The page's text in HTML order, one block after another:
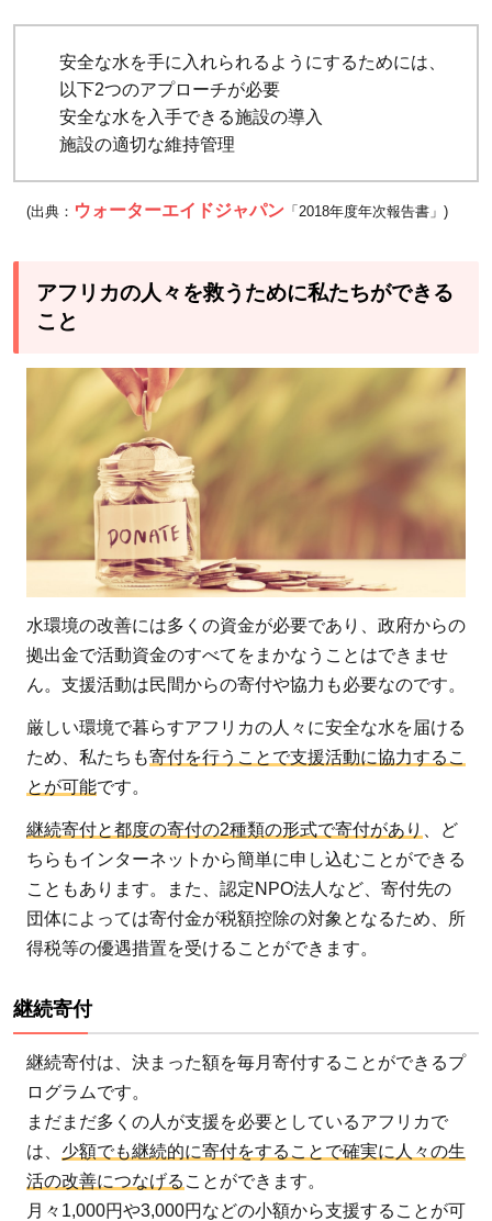
安全な水を手に入れられるようにするためには、
以下2つのアプローチが必要
安全な水を入手できる施設の導入
施設の適切な維持管理
(出典： ウォーターエイドジャパン 「2018年度年次報告書」)
アフリカの人々を救うために私たちができる
こと
水環境の改善には多くの資金が必要であり、政府からの
拠出金で活動資金のすべてをまかなうことはできませ
ん。支援活動は民間からの寄付や協力も必要なのです。
厳しい環境で暮らすアフリカの人々に安全な水を届ける
ため、私たちも寄付を行うことで支援活動に協力するこ
とが可能です。
継続寄付と都度の寄付の2種類の形式で寄付があり
、ど
ちらもインターネットから簡単に申し込むことができる
こともあります。また、認定NPO法人など、寄付先の
団体によっては寄付金が税額控除の対象となるため、所
得税等の優遇措置を受けることができます。
継続寄付
継続寄付は、決まった額を毎月寄付することができるプ
ログラムです。
まだまだ多くの人が支援を必要としているアフリカで
は、 少額でも継続的に寄付をすることで確実に人々の生
活の改善につなげる ことができます。
月々1,000円や3,000円などの小額から支援することが可